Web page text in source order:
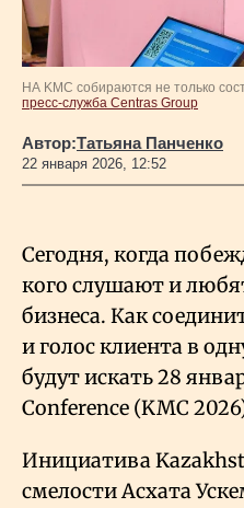
Люди
Life & Arts
О нас
НА KMC собираются не только
пресс-служба Centras Group
Автор:Татьяна Панченко
22 января 2026, 12:52
Сегодня, когда
кого слушают и
бизнеса. Как
и голос клиента в
будут искать 28
Conference (KMC
Инициатива
смелости Асхата